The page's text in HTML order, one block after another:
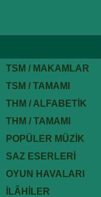
TSM / MAKAMLAR
TSM / TAMAMI
THM / ALFABETİK
THM / TAMAMI
POPÜLER MÜZİK
SAZ ESERLERİ
OYUN HAVALARI
İLÂHİLER